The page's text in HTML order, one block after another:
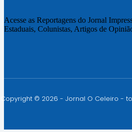
Acesse as Reportagens do Jornal
Estaduais, Colunistas, Artigos de
Copyright © 2026 - Jornal O Celeiro -